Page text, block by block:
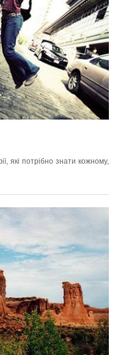
які потрібно знати кожному,